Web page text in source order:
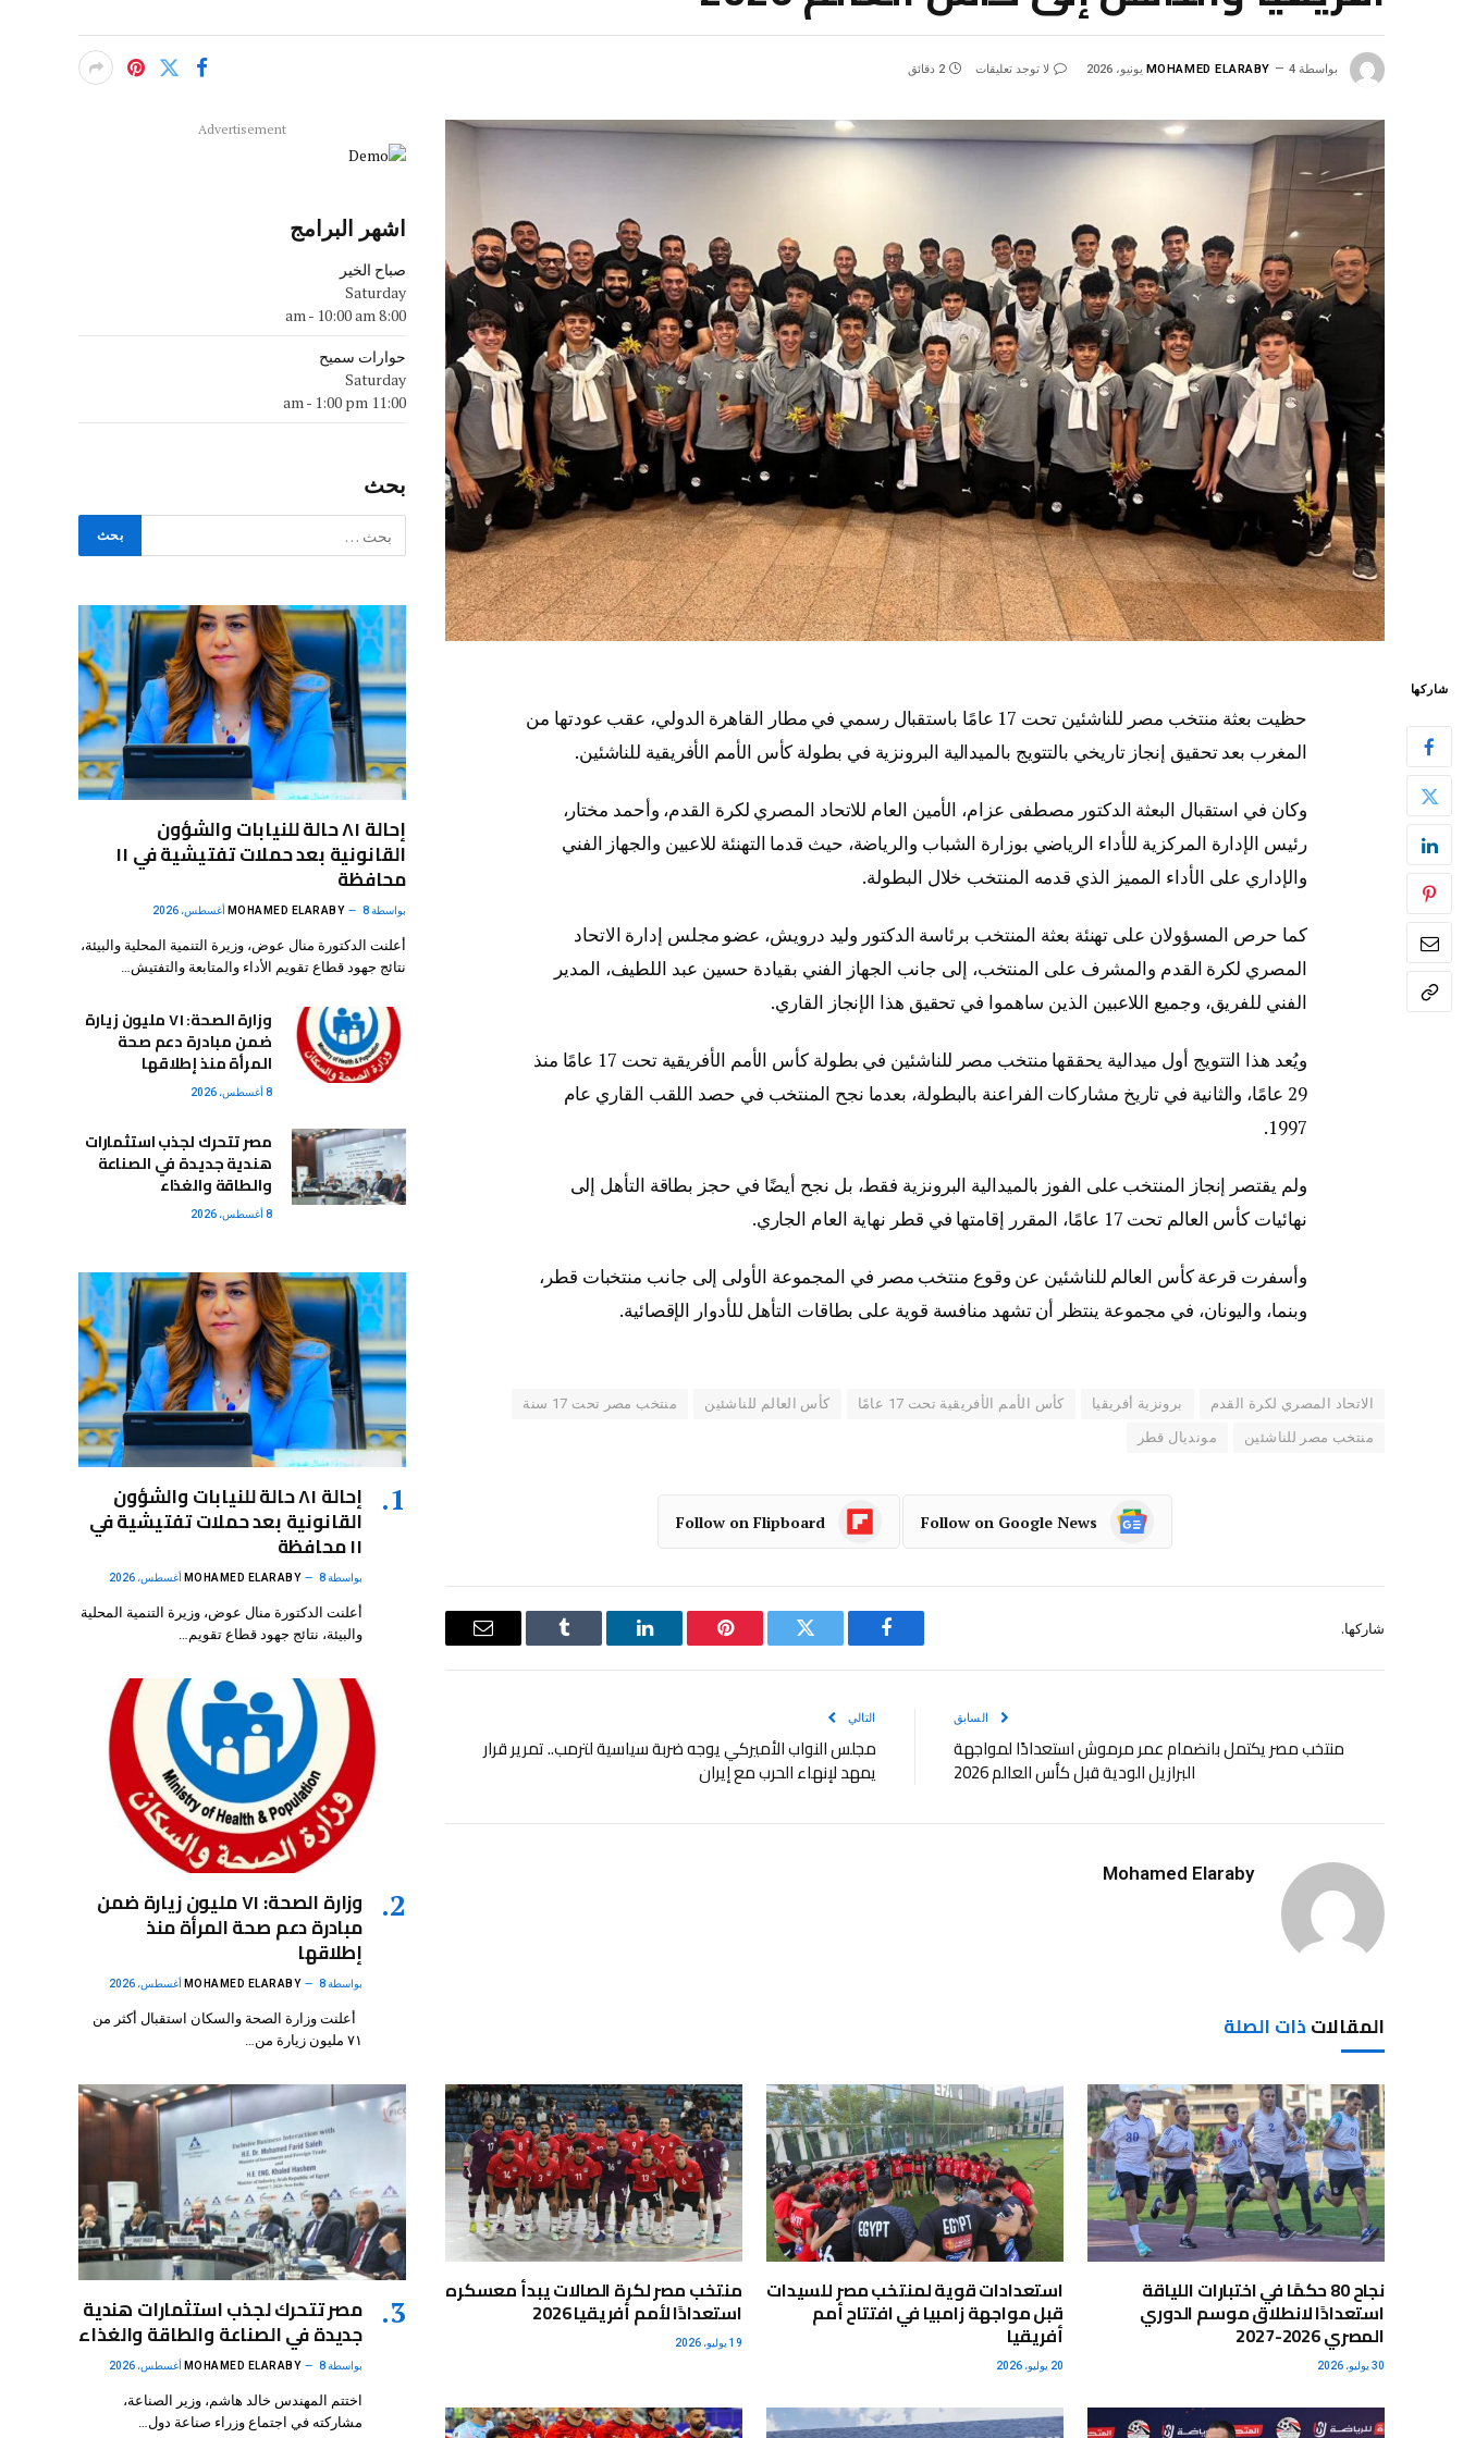
بواسطة MOHAMED ELARABY 4 يونيو، 2026 لا توجد تعليقات 2 دقائق
شاركها
حظيت بعثة منتخب مصر للناشئين تحت 17 عامًا باستقبال رسمي في مطار القاهرة الدولي، عقب عودتها من
المغرب بعد تحقيق إنجاز تاريخي بالتتويج بالميدالية البرونزية في بطولة كأس الأمم الأفريقية للناشئين.
وكان في استقبال البعثة الدكتور مصطفى عزام، الأمين العام للاتحاد المصري لكرة القدم، وأحمد مختار،
رئيس الإدارة المركزية للأداء الرياضي بوزارة الشباب والرياضة، حيث قدما التهنئة للاعبين والجهاز الفني
والإداري على الأداء المميز الذي قدمه المنتخب خلال البطولة.
كما حرص المسؤولان على تهنئة بعثة المنتخب برئاسة الدكتور وليد درويش، عضو مجلس إدارة الاتحاد
المصري لكرة القدم والمشرف على المنتخب، إلى جانب الجهاز الفني بقيادة حسين عبد اللطيف، المدير
الفني للفريق، وجميع اللاعبين الذين ساهموا في تحقيق هذا الإنجاز القاري.
ويُعد هذا التتويج أول ميدالية يحققها منتخب مصر للناشئين في بطولة كأس الأمم الأفريقية تحت 17 عامًا منذ
29 عامًا، والثانية في تاريخ مشاركات الفراعنة بالبطولة، بعدما نجح المنتخب في حصد اللقب القاري عام
1997.
ولم يقتصر إنجاز المنتخب على الفوز بالميدالية البرونزية فقط، بل نجح أيضًا في حجز بطاقة التأهل إلى
نهائيات كأس العالم تحت 17 عامًا، المقرر إقامتها في قطر نهاية العام الجاري.
وأسفرت قرعة كأس العالم للناشئين عن وقوع منتخب مصر في المجموعة الأولى إلى جانب منتخبات قطر،
وبنما، واليونان، في مجموعة ينتظر أن تشهد منافسة قوية على بطاقات التأهل للأدوار الإقصائية.
الاتحاد المصري لكرة القدم برونزية أفريقيا كأس الأمم الأفريقية تحت 17 عامًا كأس العالم للناشئين منتخب مصر تحت 17 سنة
منتخب مصر للناشئين مونديال قطر
Follow on Google News
Follow on Flipboard
شاركها.
فيسبوك
تويتر بينتيريستلينكدإن Tumblr
البريد
السابق
منتخب مصر يكتمل بانضمام عمر مرموش استعدادًا لمواجهة
البرازيل الودية قبل كأس العالم 2026
التالي
مجلس النواب الأميركي يوجه ضربة سياسية لترمب.. تمرير قرار
يمهد لإنهاء الحرب مع إيران
Mohamed Elaraby
المقالاتذات الصلة
نجاح 80 حكمًا في اختبارات اللياقة
استعدادًا لانطلاق موسم الدوري
المصري 2026-2027
30 يوليو، 2026
استعدادات قوية لمنتخب مصر للسيدات
قبل مواجهة زامبيا في افتتاح أمم
أفريقيا
20 يوليو، 2026
منتخب مصر لكرة الصالات يبدأ معسكره
استعدادًا لأمم أفريقيا 2026
19 يوليو، 2026
Advertisement
اشهر البرامج
صباح الخير
Saturday
8:00 am
- 10:00 am
حوارات سميح
Saturday
11:00 am
- 1:00 pm
بحث
إحالة ٨١ حالة للنيابات والشؤون
القانونية بعد حملات تفتيشية في ١١
محافظة
بواسطة MOHAMED ELARABY 8 أغسطس، 2026
أعلنت الدكتورة منال عوض، وزيرة التنمية المحلية والبيئة،
نتائج جهود قطاع تقويم الأداء والمتابعة والتفتيش…
وزارة الصحة: ٧١ مليون زيارة
ضمن مبادرة دعم صحة
المرأة منذ إطلاقها
8 أغسطس، 2026
مصر تتحرك لجذب استثمارات
هندية جديدة في الصناعة
والطاقة والغذاء
8 أغسطس، 2026
إحالة ٨١ حالة للنيابات والشؤون
القانونية بعد حملات تفتيشية في
١١ محافظة
بواسطة MOHAMED ELARABY 8 أغسطس، 2026
أعلنت الدكتورة منال عوض، وزيرة التنمية المحلية
والبيئة، نتائج جهود قطاع تقويم…
وزارة الصحة: ٧١ مليون زيارة ضمن
مبادرة دعم صحة المرأة منذ
إطلاقها
بواسطة MOHAMED ELARABY 8 أغسطس، 2026
أعلنت وزارة الصحة والسكان استقبال أكثر من
٧١ مليون زيارة من…
مصر تتحرك لجذب استثمارات هندية
جديدة في الصناعة والطاقة والغذاء
بواسطة MOHAMED ELARABY 8 أغسطس، 2026
اختتم المهندس خالد هاشم، وزير الصناعة،
مشاركته في اجتماع وزراء صناعة دول…